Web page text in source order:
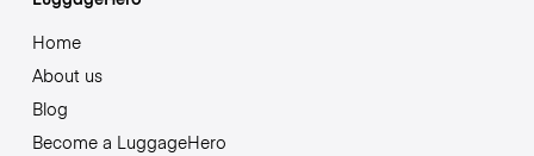
Home
About us
Blog
Become a LuggageHero